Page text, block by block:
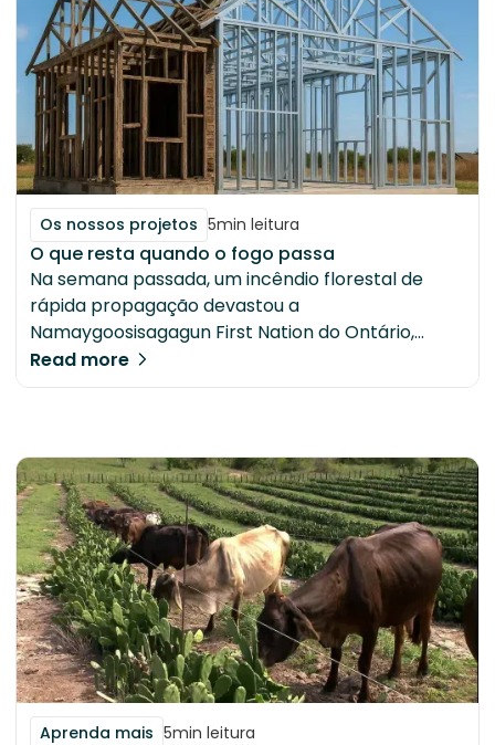
Os nossos projetos 5min leitura
O que resta quando o fogo passa
Na semana passada, um incêndio florestal de
rápida propagação devastou a
Namaygoosisagagun First Nation do Ontário,
também conhecida como Collins First Nation,
uma comunidade indígena no noroeste do
Read more
Aprenda mais 5min leitura